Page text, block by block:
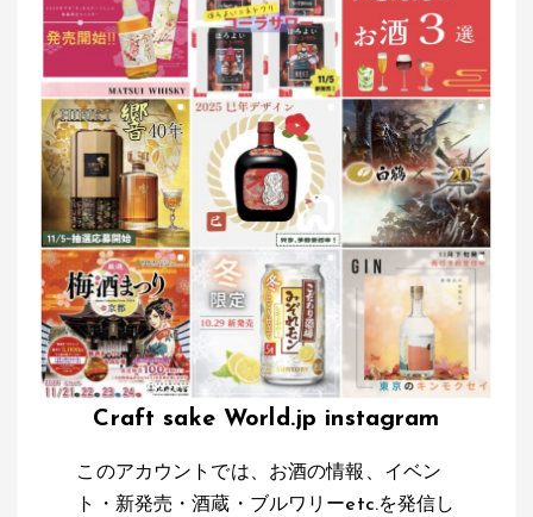
Craft sake World.jp instagram
このアカウントでは、お酒の情報、イベン
ト・新発売・酒蔵・ブルワリーetc.を発信し